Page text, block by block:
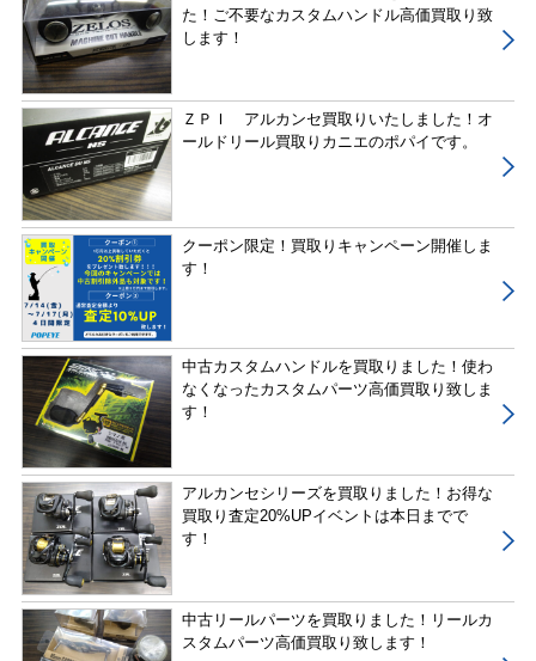
た！ご不要なカスタムハンドル高価買取り致
します！
ＺＰＩ アルカンセ買取りいたしました！オ
ールドリール買取りカニエのポパイです。
クーポン限定！買取りキャンペーン開催しま
す！
中古カスタムハンドルを買取りました！使わ
なくなったカスタムパーツ高価買取り致しま
す！
アルカンセシリーズを買取りました！お得な
買取り査定20%UPイベントは本日までで
す！
中古リールパーツを買取りました！リールカ
スタムパーツ高価買取り致します！